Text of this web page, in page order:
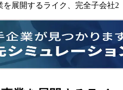
展開するライク、完全子会社2